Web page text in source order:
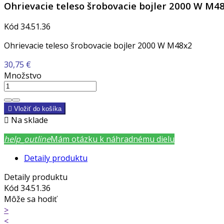
Ohrievacie teleso šrobovacie bojler 2000 W
Kód 34.51.36
Ohrievacie teleso šrobovacie bojler 2000 W M48x2
30,75 €
Množstvo
 Vložiť do košíka
 Na sklade
help_outlineMám otázku k náhradnému dielu
Detaily produktu
Detaily produktu
Kód 34.51.36
Môže sa hodiť
>
<